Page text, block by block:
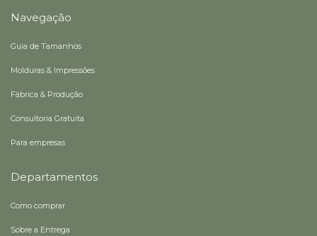
Navegação
Guia de Tamanhos
Molduras & Impressões
Fábrica & Produção
Consultoria Gratuita
Para empresas
Departamentos
Como comprar
Sobre a Entrega